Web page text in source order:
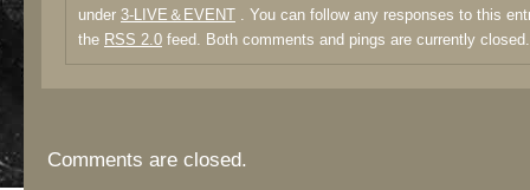
under 3-LIVE＆EVENT . You can follow any responses to this
the RSS 2.0 feed. Both comments and pings are currently closed.
Comments are closed.